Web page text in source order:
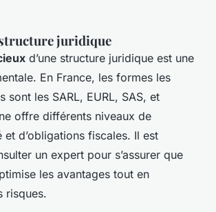
juridique
d’une structure juridique est une
En France, les formes les
sont les SARL, EURL, SAS, et
offre différents niveaux de
et d’obligations fiscales. Il est
un expert pour s’assurer que
les avantages tout en
risques.